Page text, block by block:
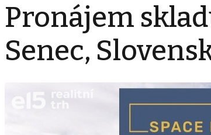
Pronájem
Senec,